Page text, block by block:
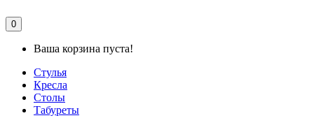
0
Ваша корзина пуста!
Стулья
Кресла
Столы
Табуреты